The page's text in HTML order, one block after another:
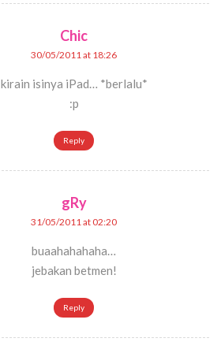
Chic
30/05/2011 at 18:26
kirain isinya iPad… *berlalu*
:p
Reply
gRy
31/05/2011 at 02:20
buaahahahaha…
jebakan betmen!
Reply